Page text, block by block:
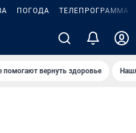
ПОГОДА ТЕЛЕПРОГРАММА
помогают вернуть здоровье